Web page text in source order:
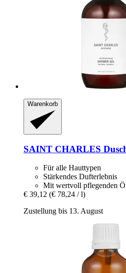
Warenkorb
SAINT CHARLES
Für alle Hauttypen
Stärkendes Dufterlebnis
Mit wertvoll pflegenden
€ 39,12 (€ 78,24 / l)
Zustellung bis 13. August